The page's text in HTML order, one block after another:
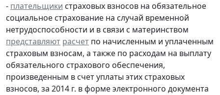
- плательщики страховых взносов на обязательное
социальное страхование на случай временной
нетрудоспособности и в связи с материнством
представляют расчет по начисленным и уплаченным
страховым взносам, а также по расходам на выплату
обязательного страхового обеспечения,
произведенным в счет уплаты этих страховых
взносов, за 2014 г. в форме электронного документа